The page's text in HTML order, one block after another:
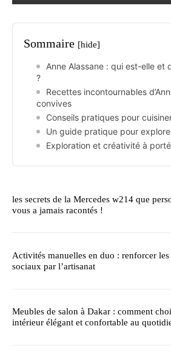
Sommaire [hide]
Anne Alassane : qui est-elle et
?
Recettes incontournables
convives
Conseils pratiques pour
Un guide pratique pour
Exploration et créativité à
les secrets de la Mercedes w214 que
vous a jamais racontés !
Activités manuelles en duo : renforcer
sociaux par l’artisanat
Meubles de salon à Dakar : comment
intérieur élégant et confortable au